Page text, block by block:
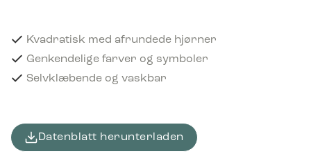
Kvadratisk med afrundede hjørner
Genkendelige farver og symboler
Selvklæbende og vaskbar
Datenblatt herunterladen